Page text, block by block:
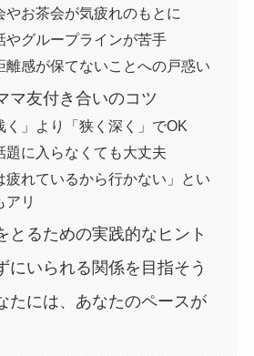
やお茶会が気疲れのもとに
やグループラインが苦手
離感が保てないことへの戸惑い
マ友付き合いのコツ
く」より「狭く深く」でOK
題に入らなくても大丈夫
疲れているから行かない」とい
アリ
とるための実践的なヒント
にいられる関係を目指そう
たには、あなたのペースが